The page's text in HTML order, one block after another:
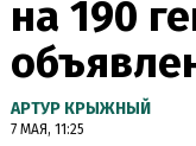
на 190
АРТУР КРЫЖНЫЙ
7 МАЯ, 11:25